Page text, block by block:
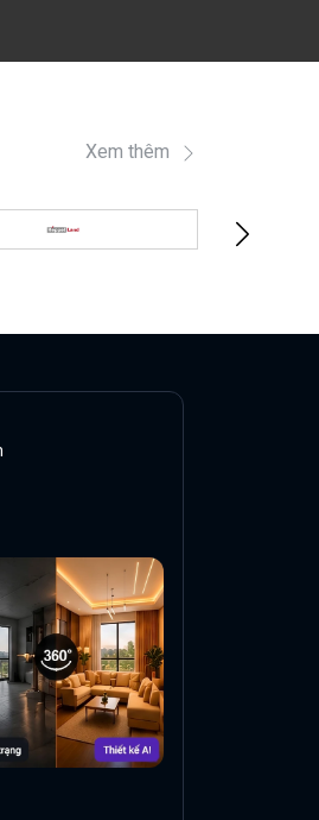
Xem thêm